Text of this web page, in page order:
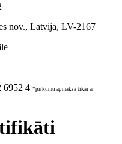
nov., Latvija, LV-2167
6952 4 *pirkumu apmaksa tikai ar